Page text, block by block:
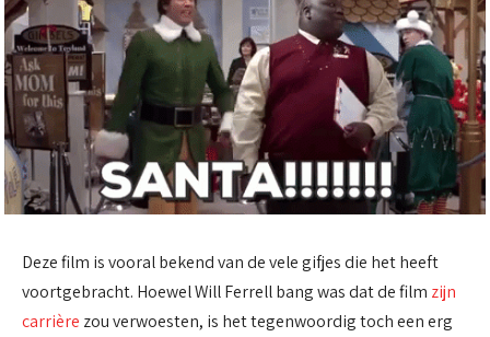
Deze film is vooral bekend van de vele gifjes die het heeft
voortgebracht. Hoewel Will Ferrell bang was dat de film zijn
carrière zou verwoesten, is het tegenwoordig toch een erg